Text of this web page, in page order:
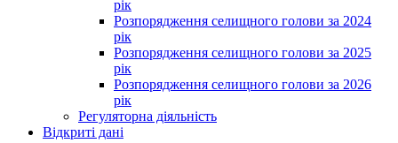
рік
Розпорядження селищного голови за 2024
рік
Розпорядження селищного голови за 2025
рік
Розпорядження селищного голови за 2026
рік
Регуляторна діяльність
Відкриті дані